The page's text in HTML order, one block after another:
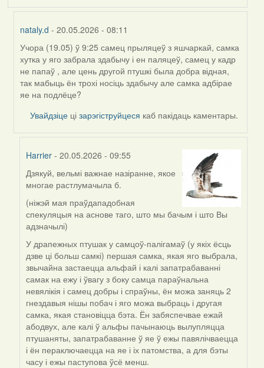
nataly.d - 20.05.2026 - 08:11
In
reply
to
by
Harrier
Учора (19.05) ў 9:25 самец прыляцеў з яшчаркай, самка
хутка у яго забрала здабычу і ен паляцеў, самец у кадр
не папаў , але цень другой птушкі была добра відная,
так мабыць ён трохі носіць здабычу але самка адбірае
яе на подлёце?
Увайдзіце цізарэгіструйцеся каб пакідаць каментары.
Harrier - 20.05.2026 - 09:55
In
reply
to
by
nataly.d
Дзякуй, вельмі важнае назіранне, якое
многае растлумачыла б.
(ніжэй мая праўдападобная
спекуляцыя на аснове таго, што мы бачым і што Вы
адзначылі)
У драпежных птушак у самцоў-палігамаў (у якіх ёсць
дзве ці больш самкі) першая самка, якая яго выбрала,
звычайна застаецца альфай і калі запатрабаванні
самак на ежу і ўвагу з боку самца параўнальна
невялікія і самец добры і спраўны, ён можа заняць 2
гнездавыя нішы побач і яго можа выбраць і другая
самка, якая становіцца бэта. Ён забяспечвае ежай
абодвух, але калі ў альфы пачынаюць вылупляцца
птушаняты, запатрабаванне ў яе ў ежы павялічваецца
і ён пераключаецца на яе і іх патомства, а для бэты
часу і ежы паступова ўсё менш.